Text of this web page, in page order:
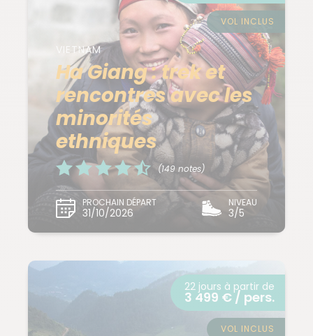
VIETNAM
Ha Giang : trek et
rencontres avec les
minorités
ethniques
(149 notes)
PROCHAIN DÉPART
31/10/2026
NIVEAU
3/5
VOL INCLUS
22 jours à partir de
3 499 € / pers.
VOL INCLUS